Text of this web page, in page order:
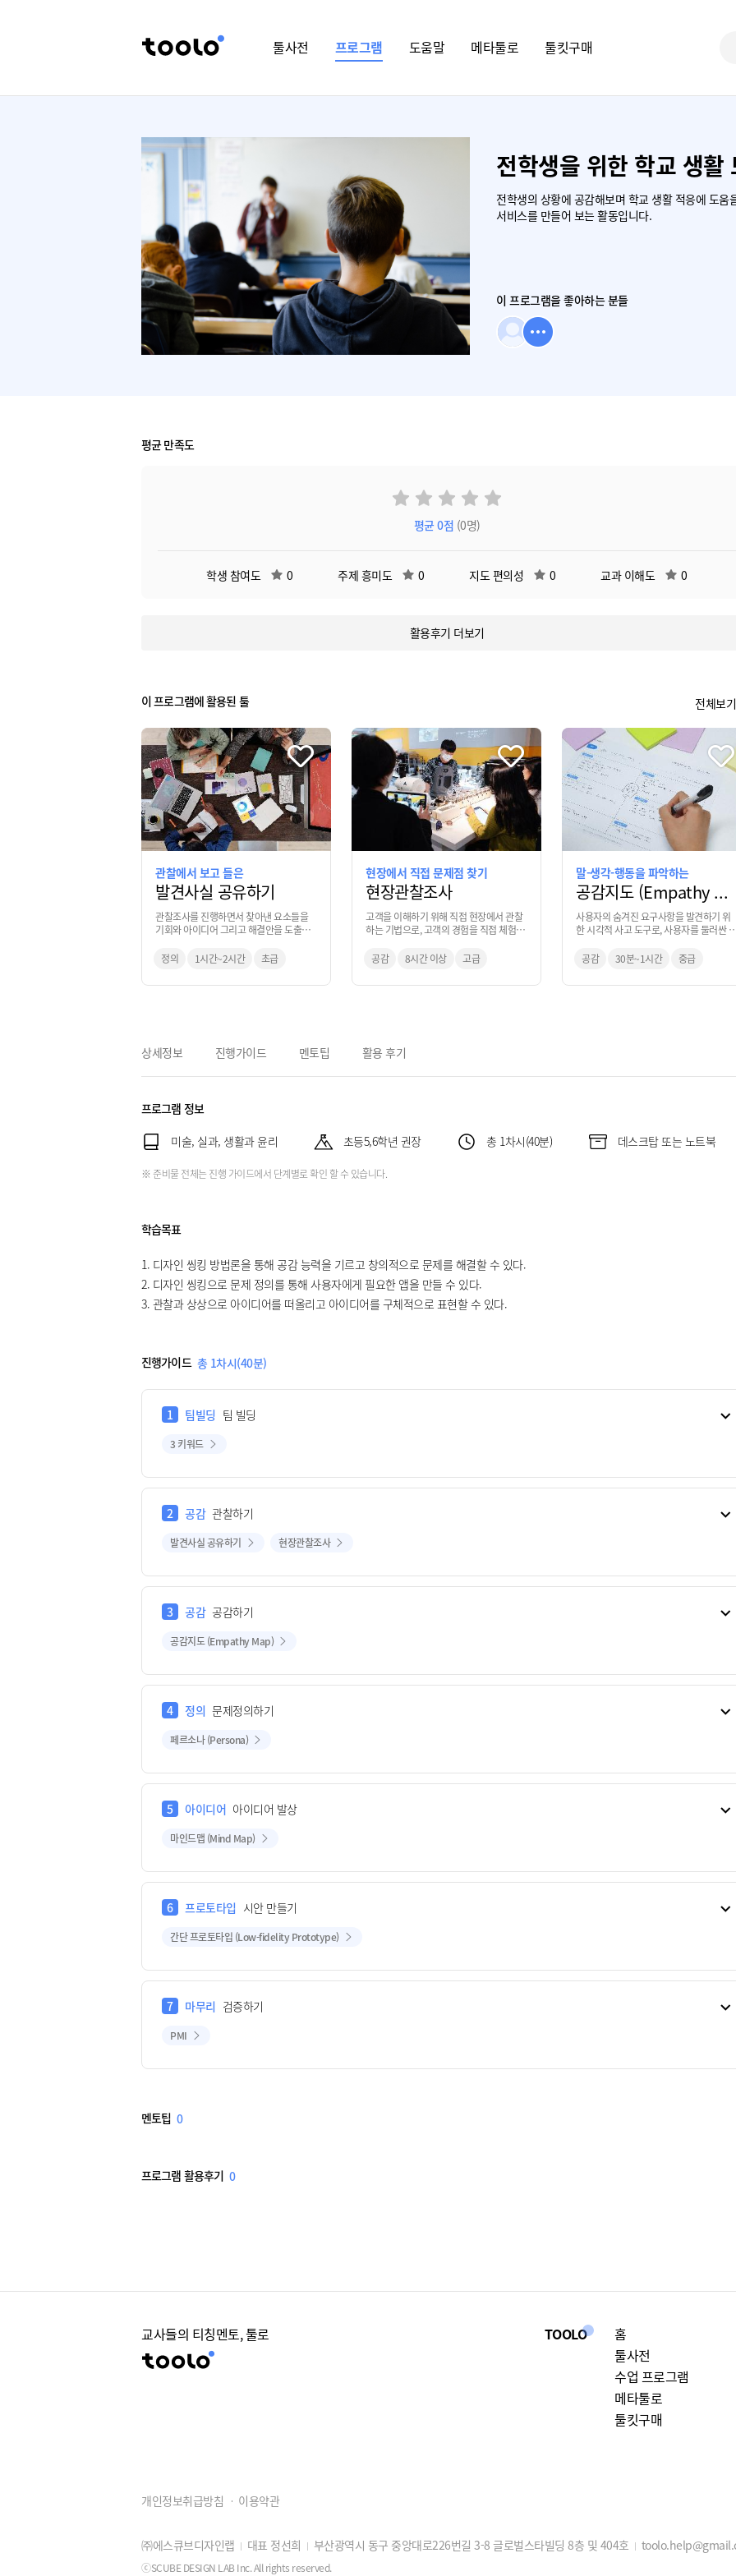
툴사전 프로그램 도움말 메타툴로 툴킷구매
전학생을 위한 학교 생활
전학생의 상황에 공감해보며 학교 생활 적응에 도
서비스를 만들어 보는 활동입니다.
이 프로그램을 좋아하는 분들
평균 만족도
평균0점 (0명)
학생 참여도 0 주제 흥미도 0 지도 편의성 0 교과 이해도 0
활용후기 더보기
이 프로그램에 활용된 툴 전체보기
관찰에서 보고 들은
발견사실 공유하기
관찰조사를 진행하면서 찾아낸 요소들을
기회와 아이디어 그리고 해결안을 도출할
기법
정의 1시간~2시간 초급
현장에서 직접 문제점 찾기
현장관찰조사
고객을 이해하기 위해 직접 현장에서 관찰
하는 기법으로, 고객의 경험을 직접 체험하
사항 및 장애와 제약 사항을 이해하는 기법
공감 8시간 이상 고급
말-생각-행동을 파악하는
공감지도 (Empathy Map)
사용자의 숨겨진 요구사항을 발견하기 위
한 시각적 사고 도구로, 사용자를 둘러싼 환
하는 기법
공감 30분~1시간 중급
상세정보 진행가이드 멘토팁 활용 후기
프로그램 정보
미술, 실과, 생활과 윤리
초등5,6학년 권장 총 1차시(40분) 데스크탑 또는 노트북
※ 준비물 전체는 진행 가이드에서 단계별로 확인 할 수 있습니다.
학습목표
1. 디자인 씽킹 방법론을 통해 공감 능력을 기르고 창의적으로 문제를 해결할 수 있다.
2. 디자인 씽킹으로 문제 정의를 통해 사용자에게 필요한 앱을 만들 수 있다.
3. 관찰과 상상으로 아이디어를 떠올리고 아이디어를 구체적으로 표현할 수 있다.
진행가이드 총 1차시(40분)
1 팀빌딩 팀 빌딩
3 키워드
2 공감 관찰하기
발견사실 공유하기 현장관찰조사
3 공감 공감하기
공감지도 (Empathy Map)
4 정의 문제정의하기
페르소나 (Persona)
5 아이디어 아이디어 발상
마인드맵 (Mind Map)
6 프로토타입 시안 만들기
간단 프로토타입 (Low-fidelity Prototype)
7 마무리 검증하기
PMI
멘토팁 0
프로그램 활용후기 0
교사들의 티칭멘토, 툴로 TOOLO
홈
툴사전
수업 프로그램
메타툴로
툴킷구매
개인정보취급방침 이용약관
㈜에스큐브디자인랩 대표 정선희 부산광역시 동구 중앙대로226번길 3-8 글로벌스타빌딩 8층 및 404호
ⓒSCUBE DESIGN LAB Inc. All rights reserved.